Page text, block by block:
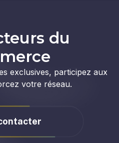
du
exclusives, participez aux
votre réseau.